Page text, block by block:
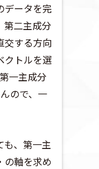
データを完
第二主成分
交する方向
クトルを選
一主成分
ので、一
も、第一主
の軸を求め